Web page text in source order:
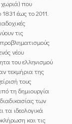
χωριά) που
έως το 2011.
τις
νέου
του ελληνισμού
τεκμήρια της
τους
τη δημιουργία
των
τα ιδεολογικά
και τις